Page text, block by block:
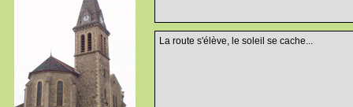
La route s'élève, le soleil se cache...